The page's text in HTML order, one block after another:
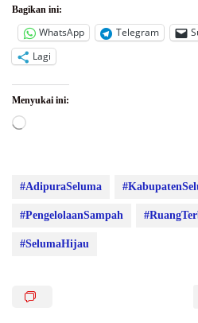
Bagikan ini:
WhatsApp Telegram
Lagi
Menyukai ini:
Memuat...
#AdipuraSeluma
#PengelolaanSampah
#SelumaHijau